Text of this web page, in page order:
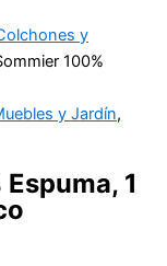
y
100%
y Jardín,
1